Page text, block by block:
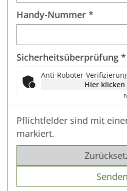
Handy-Nummer *
Sicherheitsüberprüfung *
Anti-Roboter-
Hier klicken
Pflichtfelder sind mit
markiert.